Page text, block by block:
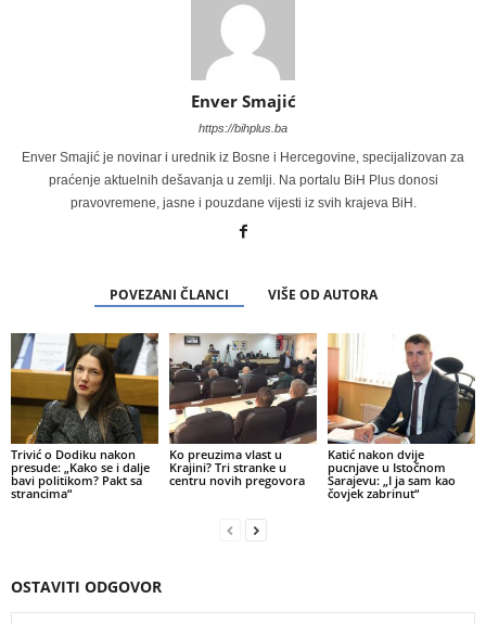
Enver Smajić
https://bihplus.ba
Enver Smajić je novinar i urednik iz Bosne i Hercegovine, specijalizovan za
praćenje aktuelnih dešavanja u zemlji. Na portalu BiH Plus donosi
pravovremene, jasne i pouzdane vijesti iz svih krajeva BiH.
POVEZANI ČLANCI VIŠE OD AUTORA
Trivić o Dodiku nakon
presude: „Kako se i dalje
bavi politikom? Pakt sa
strancima“
Ko preuzima vlast u
Krajini? Tri stranke u
centru novih pregovora
Katić nakon dvije
pucnjave u Istočnom
Sarajevu: „I ja sam kao
čovjek zabrinut“
OSTAVITI ODGOVOR